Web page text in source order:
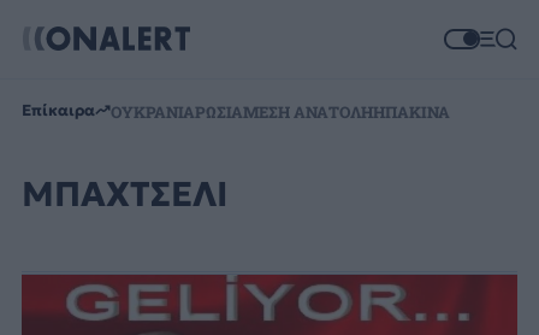
Επίκαιρα ΟΥΚΡΑΝΙΑΡΩΣΙΑΜΕΣΗ ΑΝΑΤΟΛΗΗΠΑΚΙΝΑ
ΜΠΑΧΤΣΕΛΙ